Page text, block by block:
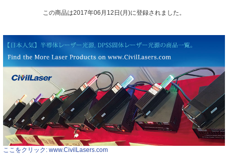
この商品は2017年06月12日(月)に登録されました。
ここをクリック: www.CivilLasers.com